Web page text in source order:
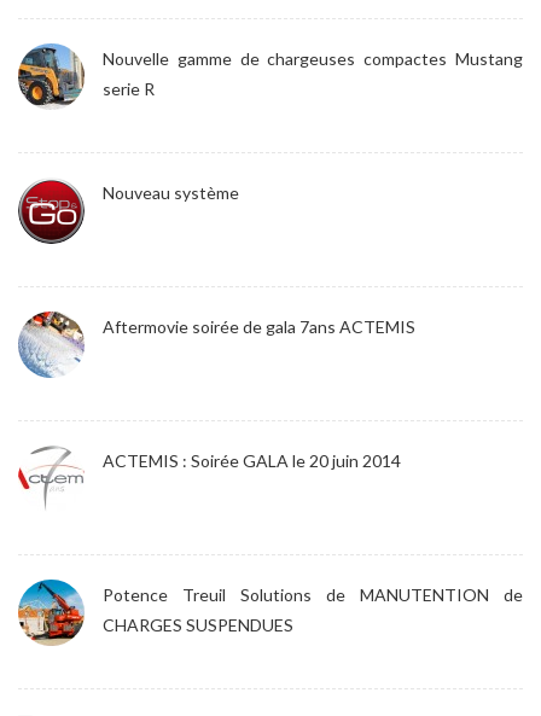
Nouvelle gamme de chargeuses compactes Mustang
serie R
Nouveau système
Aftermovie soirée de gala 7ans ACTEMIS
ACTEMIS : Soirée GALA le 20 juin 2014
Potence Treuil Solutions de MANUTENTION de
CHARGES SUSPENDUES